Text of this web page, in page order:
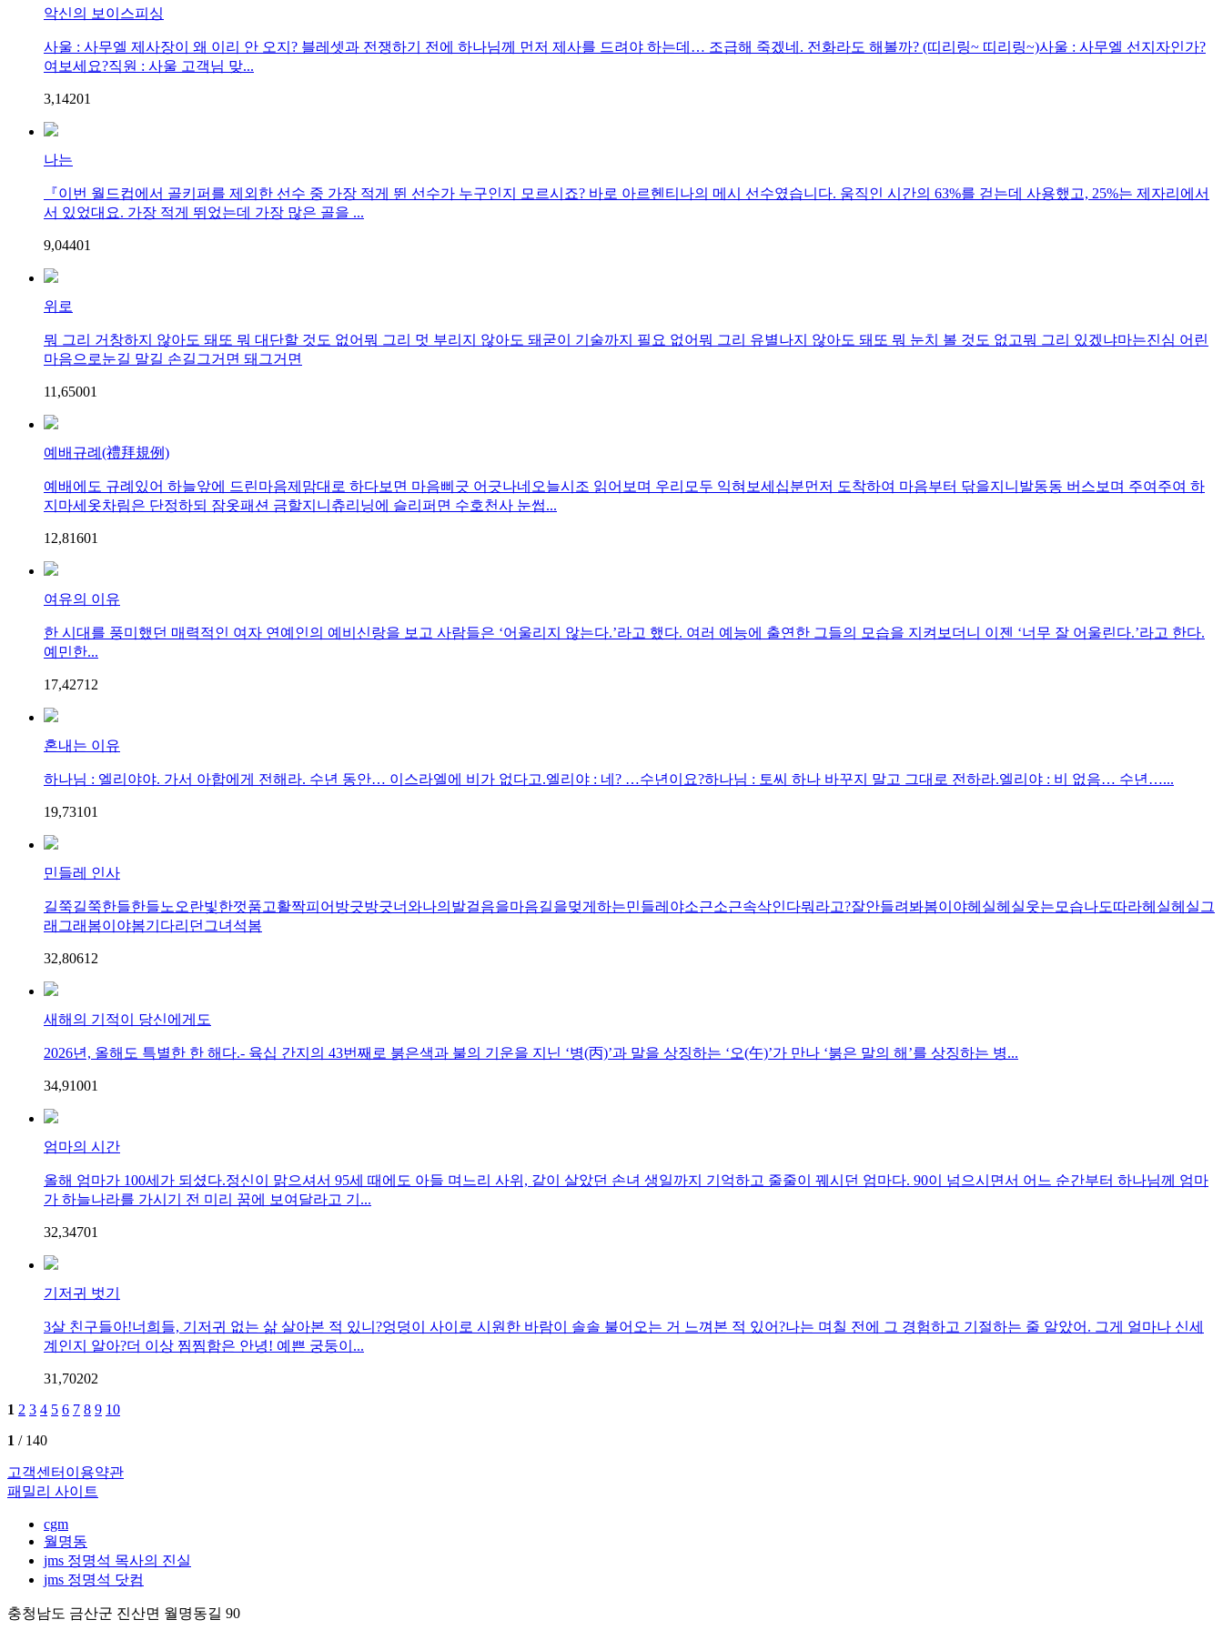
악신의 보이스피싱
사울 : 사무엘 제사장이 왜 이리 안 오지? 블레셋과 전쟁하기 전에 하나님께 먼저 제사를 드려야 하는데… 조급해 죽겠네. 전화라도 해볼까? (띠리링~ 띠리링~)사울 : 사무엘 선지자인가?
여보세요?직원 : 사울 고객님 맞...
3,14201
나는
『이번 월드컵에서 골키퍼를 제외한 선수 중 가장 적게 뛴 선수가 누구인지 모르시죠? 바로 아르헨티나의 메시 선수였습니다. 움직인 시간의 63%를 걷는데 사용했고, 25%는 제자리에서
서 있었대요. 가장 적게 뛰었는데 가장 많은 골을 ...
9,04401
위로
뭐 그리 거창하지 않아도 돼또 뭐 대단할 것도 없어뭐 그리 멋 부리지 않아도 돼굳이 기술까지 필요 없어뭐 그리 유별나지 않아도 돼또 뭐 눈치 볼 것도 없고뭐 그리 있겠냐마는진심 어린
마음으로눈길 말길 손길그거면 돼그거면
11,65001
예배규례(禮拜規例)
예배에도 규례있어 하늘앞에 드린마음제맘대로 하다보면 마음삐긋 어긋나네오늘시조 읽어보며 우리모두 익혀보세십분먼저 도착하여 마음부터 닦을지니발동동 버스보며 주여주여 하
지마세옷차림은 단정하되 잠옷패션 금할지니츄리닝에 슬리퍼면 수호천사 눈썹...
12,81601
여유의 이유
한 시대를 풍미했던 매력적인 여자 연예인의 예비신랑을 보고 사람들은 ‘어울리지 않는다.’라고 했다. 여러 예능에 출연한 그들의 모습을 지켜보더니 이젠 ‘너무 잘 어울린다.’라고 한다.
예민한...
17,4271 2
혼내는 이유
하나님 : 엘리야야. 가서 아합에게 전해라. 수년 동안… 이스라엘에 비가 없다고.엘리야 : 네? …수년이요?하나님 : 토씨 하나 바꾸지 말고 그대로 전하라.엘리야 : 비 없음… 수년…...
19,73101
민들레 인사
길쭉길쭉한들한들노오란빛한껏품고활짝피어방긋방긋너와나의발걸음을마음길을멎게하는민들레야소근소근속삭인다뭐라고?잘안들려봐봄이야헤실헤실웃는모습나도따라헤실헤실그
래그래봄이야봄기다리던그녀석봄
32,8061 2
새해의 기적이 당신에게도
2026년, 올해도 특별한 한 해다.- 육십 간지의 43번째로 붉은색과 불의 기운을 지닌 ‘병(丙)’과 말을 상징하는 ‘오(午)’가 만나 ‘붉은 말의 해’를 상징하는 병...
34,91001
엄마의 시간
올해 엄마가 100세가 되셨다.정신이 맑으셔서 95세 때에도 아들 며느리 사위, 같이 살았던 손녀 생일까지 기억하고 줄줄이 꿰시던 엄마다. 90이 넘으시면서 어느 순간부터 하나님께 엄마
가 하늘나라를 가시기 전 미리 꿈에 보여달라고 기...
32,34701
기저귀 벗기
3살 친구들아!너희들, 기저귀 없는 삶 살아본 적 있니?엉덩이 사이로 시원한 바람이 솔솔 불어오는 거 느껴본 적 있어?나는 며칠 전에 그 경험하고 기절하는 줄 알았어. 그게 얼마나 신세
계인지 알아?더 이상 찜찜함은 안녕! 예쁜 궁둥이...
31,70202
1 2 3 4 5 6 7 8 9 10
1 / 140
고객센터 이용약관
패밀리 사이트
cgm
월명동
jms 정명석 목사의 진실
jms 정명석 닷컴
충청남도 금산군 진산면 월명동길 90